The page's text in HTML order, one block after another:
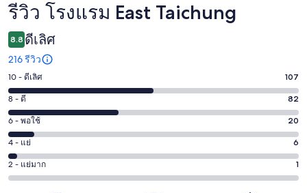
รีวิว
รีวิว โรงแรม East Taichung
8.8 ดีเลิศ
216 รีวิว
คะแนน
10
-
ดี
เลิศ
107
จาก
10 - ดีเลิศ 107
คะแนน
8
-
ดี
82
จาก
8 - ดี 82
คะแนน
6
-
พอใช้
20
6 - พอใช้ 20
คะแนน
4
-
4 - แย่ 6
คะแนน
2
2 - แย่มาก 1